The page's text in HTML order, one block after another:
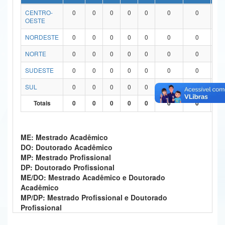
Ministério da Ciência, Tecnologia, Inovações e Comunicações
Ministério do Turismo
Ministério do Desenvolvimento Regional
Ministério da Mulher, da Família e dos Direitos Humanos
Banco Central do Brasil
CENTRO-
OESTE
0 0 0 0 0 0 0
NORDESTE 0 0 0 0 0 0 0
NORTE
0 0 0 0 0 0 0
SUDESTE
0 0 0 0 0 0 0
SUL
0 0 0 0 0 0 0
0
Totais
0 0 0 0 0 0 0 0
ME: Mestrado Acadêmico
DO: Doutorado Acadêmico
MP: Mestrado Profissional
DP: Doutorado Profissional
ME/DO: Mestrado Acadêmico e Doutorado
Acadêmico
MP/DP: Mestrado Profissional e Doutorado
Profissional